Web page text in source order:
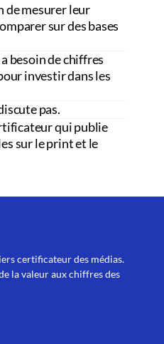
de mesurer leur
sur des bases
besoin de chiffres
investir dans les
pas.
qui publie
sur le print et le
certificateur des médias.
la valeur aux chiffres des